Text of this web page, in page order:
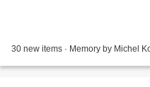
30 new items · Memory by Michel